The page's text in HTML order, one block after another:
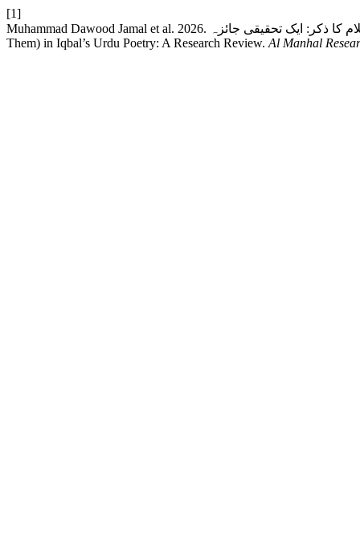
[1]
Muhammad Dawood Jamal et al. 2026. کلام اقبال اردو میں انبیاء علیھم السلام کا ذکر: ایک تحقیقی جائزہ: Mention of the Prophets (Peace Be Upon
Them) in Iqbal’s Urdu Poetry: A Research Review. Al Manhal